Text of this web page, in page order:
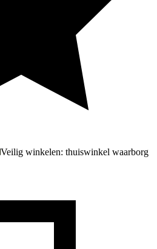
Veilig winkelen: thuiswinkel waarborg